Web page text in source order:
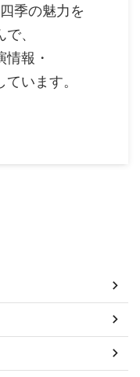
季の魅力を
、
報・
います。